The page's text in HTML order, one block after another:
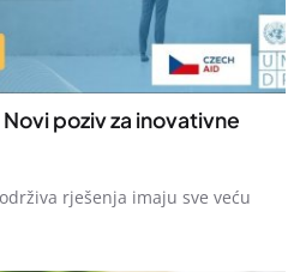
poziv za inovativne
rješenja imaju sve veću